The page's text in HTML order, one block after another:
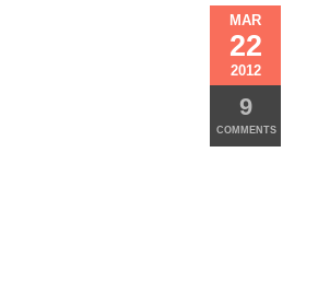
MAR
22
2012
9
COMMENTS